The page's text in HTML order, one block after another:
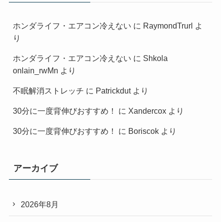
ホンダライフ・エアコン冷えない に RaymondTrurl よ
り
ホンダライフ・エアコン冷えない に Shkola
onlain_rwMn より
不眠解消ストレッチ に Patrickdutより
30分に一度背伸びおすすめ！ に Xandercoxより
30分に一度背伸びおすすめ！ に Boriscokより
アーカイブ
2026年8月